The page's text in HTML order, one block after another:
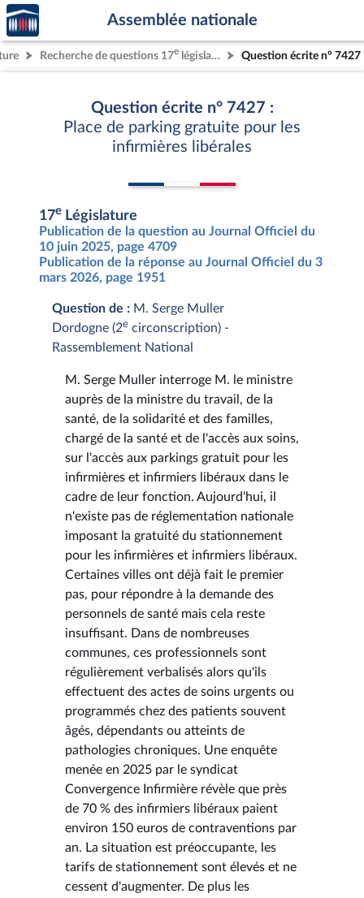
Aller au contenu
Aller en bas de la page
Accèder
à la
page
d'accueil
Assemblée nationale
Recherche de questions 17e législature Question écrite n° 7427
Question écrite n° 7427 :
Place de parking gratuite pour les
infirmières libérales
17e Législature
Publication de la question au Journal Officiel du
10 juin 2025, page 4709
Publication de la réponse au Journal Officiel du 3
mars 2026, page 1951
Question de : M. Serge Muller
Dordogne (2e circonscription) -
Rassemblement National
M. Serge Muller interroge M. le ministre
auprès de la ministre du travail, de la
santé, de la solidarité et des familles,
chargé de la santé et de l'accès aux soins,
sur l'accès aux parkings gratuit pour les
infirmières et infirmiers libéraux dans le
cadre de leur fonction. Aujourd'hui, il
n'existe pas de réglementation nationale
imposant la gratuité du stationnement
pour les infirmières et infirmiers libéraux.
Certaines villes ont déjà fait le premier
pas, pour répondre à la demande des
personnels de santé mais cela reste
insuffisant. Dans de nombreuses
communes, ces professionnels sont
régulièrement verbalisés alors qu'ils
effectuent des actes de soins urgents ou
programmés chez des patients souvent
âgés, dépendants ou atteints de
pathologies chroniques. Une enquête
menée en 2025 par le syndicat
Convergence Infirmière révèle que près
de 70 % des infirmiers libéraux paient
environ 150 euros de contraventions par
an. La situation est préoccupante, les
tarifs de stationnement sont élevés et ne
cessent d'augmenter. De plus les